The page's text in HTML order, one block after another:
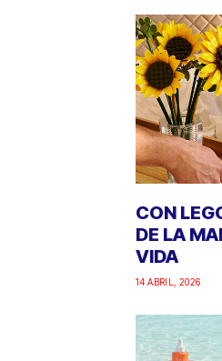
CON
DE LA
VIDA
14 ABRIL, 2026